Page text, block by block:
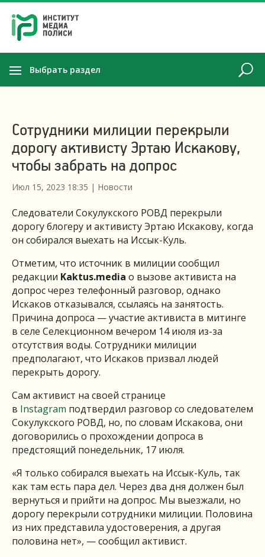
Выбрать раздел
Сотрудники милиции перекрыли
дорогу активисту Эртаю Искакову,
чтобы забрать на допрос
Июл 15, 2023 18:35 | Новости
Следователи Сокулукского РОВД перекрыли
дорогу блогеру и активисту Эртаю Искакову, когда
он собирался выехать на Иссык-Куль.
Отметим, что источник в милиции сообщил
редакции Kaktus.media о вызове активиста на
допрос через телефонный разговор, однако
Искаков отказывался, ссылаясь на занятость.
Причина допроса — участие активиста в митинге
в селе Селекционном вечером 14 июля из-за
отсутствия воды. Сотрудники милиции
предполагают, что Искаков призвал людей
перекрыть дорогу.
Сам активист на своей странице
в Instagram подтвердил разговор со следователем
Сокулукского РОВД, но, по словам Искакова, они
договорились о прохождении допроса в
предстоящий понедельник, 17 июля.
«Я только собирался выехать на Иссык-Куль, так
как там есть пара дел. Через два дня должен был
вернуться и прийти на допрос. Мы выезжали, но
дорогу перекрыли сотрудники милиции. Половина
из них представила удостоверения, а другая
половина нет», — сообщил активист.